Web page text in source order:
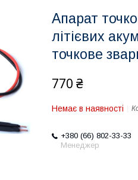
Апарат
літієвих
точкове
770 ₴
Немає в наявності
+380 (66) 802-33-33
Менеджер